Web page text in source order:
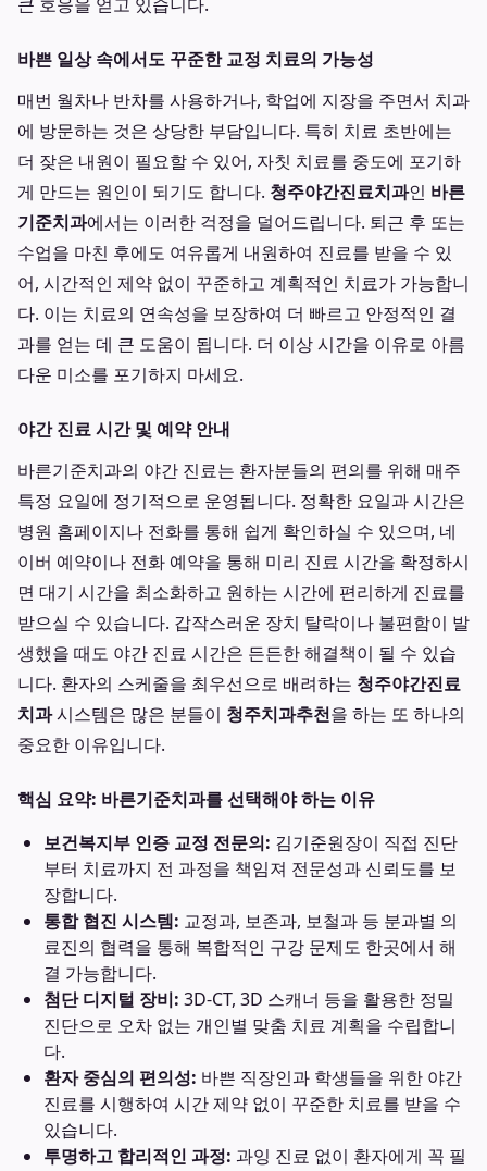
바쁜 일상 속에서도 꾸준한 교정 치료의 가능성
매번 월차나 반차를 사용하거나, 학업에 지장을 주면서 치과
에 방문하는 것은 상당한 부담입니다. 특히 치료 초반에는
더 잦은 내원이 필요할 수 있어, 자칫 치료를 중도에 포기하
게 만드는 원인이 되기도 합니다. 청주야간진료치과인 바른
기준치과에서는 이러한 걱정을 덜어드립니다. 퇴근 후 또는
수업을 마친 후에도 여유롭게 내원하여 진료를 받을 수 있
어, 시간적인 제약 없이 꾸준하고 계획적인 치료가 가능합니
다. 이는 치료의 연속성을 보장하여 더 빠르고 안정적인 결
과를 얻는 데 큰 도움이 됩니다. 더 이상 시간을 이유로 아름
다운 미소를 포기하지 마세요.
야간 진료 시간 및 예약 안내
바른기준치과의 야간 진료는 환자분들의 편의를 위해 매주
특정 요일에 정기적으로 운영됩니다. 정확한 요일과 시간은
병원 홈페이지나 전화를 통해 쉽게 확인하실 수 있으며, 네
이버 예약이나 전화 예약을 통해 미리 진료 시간을 확정하시
면 대기 시간을 최소화하고 원하는 시간에 편리하게 진료를
받으실 수 있습니다. 갑작스러운 장치 탈락이나 불편함이 발
생했을 때도 야간 진료 시간은 든든한 해결책이 될 수 있습
니다. 환자의 스케줄을 최우선으로 배려하는 청주야간진료
치과시스템은 많은 분들이 청주치과추천을 하는 또 하나의
중요한 이유입니다.
핵심 요약: 바른기준치과를 선택해야 하는 이유
보건복지부 인증 교정 전문의: 김기준원장이 직접 진단
부터 치료까지 전 과정을 책임져 전문성과 신뢰도를 보
장합니다.
통합 협진 시스템: 교정과, 보존과, 보철과 등 분과별 의
료진의 협력을 통해 복합적인 구강 문제도 한곳에서 해
결 가능합니다.
첨단 디지털 장비: 3D-CT, 3D 스캐너 등을 활용한 정밀
진단으로 오차 없는 개인별 맞춤 치료 계획을 수립합니
다.
환자 중심의 편의성: 바쁜 직장인과 학생들을 위한 야간
진료를 시행하여 시간 제약 없이 꾸준한 치료를 받을 수
있습니다.
투명하고 합리적인 과정: 과잉 진료 없이 환자에게 꼭 필